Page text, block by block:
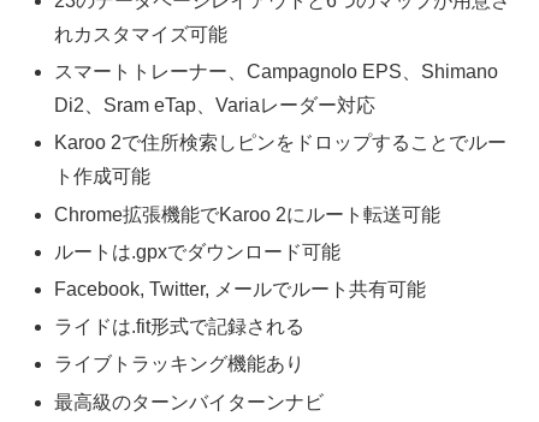
れカスタマイズ可能
スマートトレーナー、Campagnolo EPS、Shimano
Di2、Sram eTap、Variaレーダー対応
Karoo 2で住所検索しピンをドロップすることでルー
ト作成可能
Chrome拡張機能でKaroo 2にルート転送可能
ルートは.gpxでダウンロード可能
Facebook, Twitter, メールでルート共有可能
ライドは.fit形式で記録される
ライブトラッキング機能あり
最高級のターンバイターンナビ